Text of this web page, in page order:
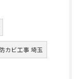
カビ工事 埼玉